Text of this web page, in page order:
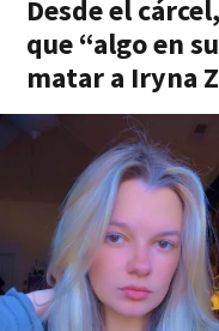
Desde el
que “algo en
matar a Iryna